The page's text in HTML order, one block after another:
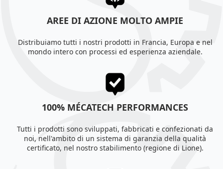
AREE DI AZIONE MOLTO AMPIE
Distribuiamo tutti i nostri prodotti in Francia, Europa e nel
mondo intero con processi ed esperienza aziendale.
100% MÉCATECH PERFORMANCES
Tutti i prodotti sono sviluppati, fabbricati e confezionati da
noi, nell'ambito di un sistema di garanzia della qualità
certificato, nel nostro stabilimento (regione di Lione).